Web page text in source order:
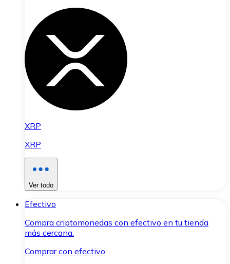
XRP
XRP
Ver todo
Efectivo
Compra criptomonedas con efectivo en tu tienda
más cercana.
Comprar con efectivo